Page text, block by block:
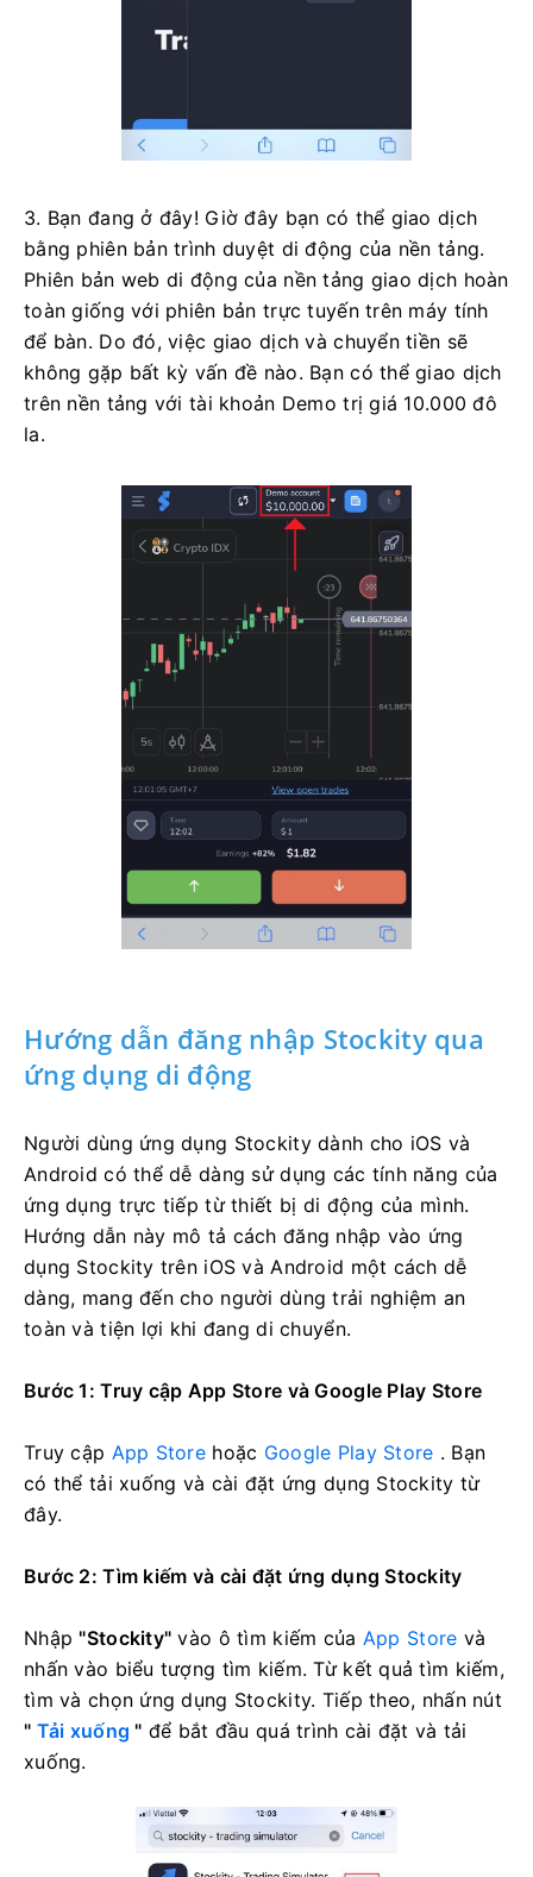
3. Bạn đang ở đây! Giờ đây bạn có thể giao dịch
bằng phiên bản trình duyệt di động của nền tảng.
Phiên bản web di động của nền tảng giao dịch hoàn
toàn giống với phiên bản trực tuyến trên máy tính
để bàn. Do đó, việc giao dịch và chuyển tiền sẽ
không gặp bất kỳ vấn đề nào. Bạn có thể giao dịch
trên nền tảng với tài khoản Demo trị giá 10.000 đô
la.
Hướng dẫn đăng nhập Stockity qua
ứng dụng di động
Người dùng ứng dụng Stockity dành cho iOS và
Android có thể dễ dàng sử dụng các tính năng của
ứng dụng trực tiếp từ thiết bị di động của mình.
Hướng dẫn này mô tả cách đăng nhập vào ứng
dụng Stockity trên iOS và Android một cách dễ
dàng, mang đến cho người dùng trải nghiệm an
toàn và tiện lợi khi đang di chuyển.
Bước 1: Truy cập App Store và Google Play Store
Truy cập App Store hoặc Google Play Store . Bạn
có thể tải xuống và cài đặt ứng dụng Stockity từ
đây.
Bước 2: Tìm kiếm và cài đặt ứng dụng Stockity
Nhập "Stockity" vào ô tìm kiếm của App Store và
nhấn vào biểu tượng tìm kiếm. Từ kết quả tìm kiếm,
tìm và chọn ứng dụng Stockity. Tiếp theo, nhấn nút
" Tải xuống " để bắt đầu quá trình cài đặt và tải
xuống.